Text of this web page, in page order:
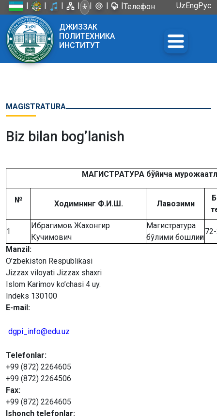
| | | | | | |Телефон
UzEngРус
ДЖИЗЗАК
ПОЛИТЕХНИКА
ИНСТИТУТ
MAGISTRATURA
Biz bilan bog’lanish
МАГИСТРАТУРА бўйича
№ Ходимнинг Ф.И.Ш. Лавозими
1
Ибрагимов Жахонгир
Кучимович
Магистратура
бўлими бошлиғи
Manzil:
O’zbekiston Respublikasi
Jizzax viloyati Jizzax shaxri
Islom Karimov ko’chasi 4 uy.
Indeks 130100
E-mail:
dgpi_info@edu.uz
Telefonlar:
+99 (872) 2264605
+99 (872) 2264506
Fax:
+99 (872) 2264605
Ishonch telefonlar: